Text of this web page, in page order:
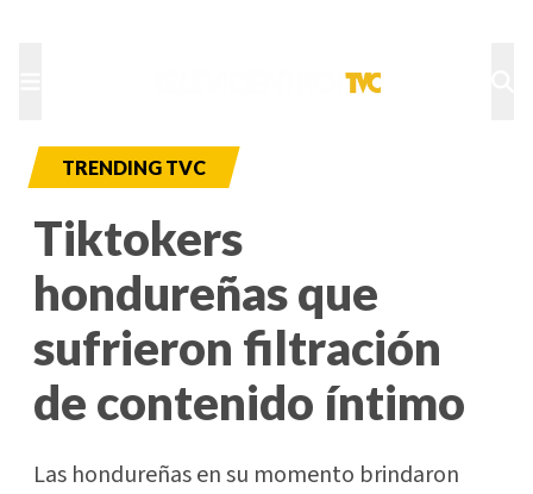
TRENDING TVC
Tiktokers
hondureñas que
sufrieron filtración
de contenido íntimo
Las hondureñas en su momento brindaron